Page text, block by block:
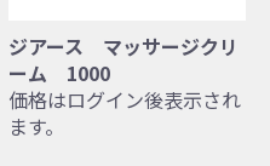
ジアース マッサージクリ
ーム 1000
価格はログイン後表示され
ます。